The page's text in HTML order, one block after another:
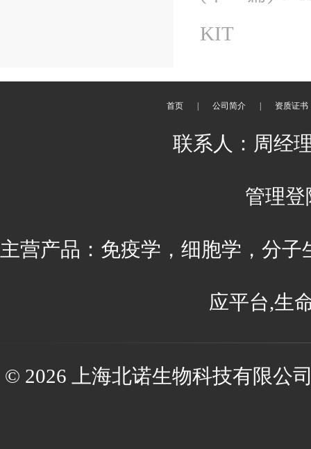
KIT
首页 公司简介 资质证书
联系人：周经
管理登
主营产品：免疫学，细胞学，分
应平台,生
© 2026 上海北诺生物科技有限公